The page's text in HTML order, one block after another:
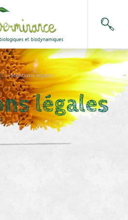
>Mentions légales
légales